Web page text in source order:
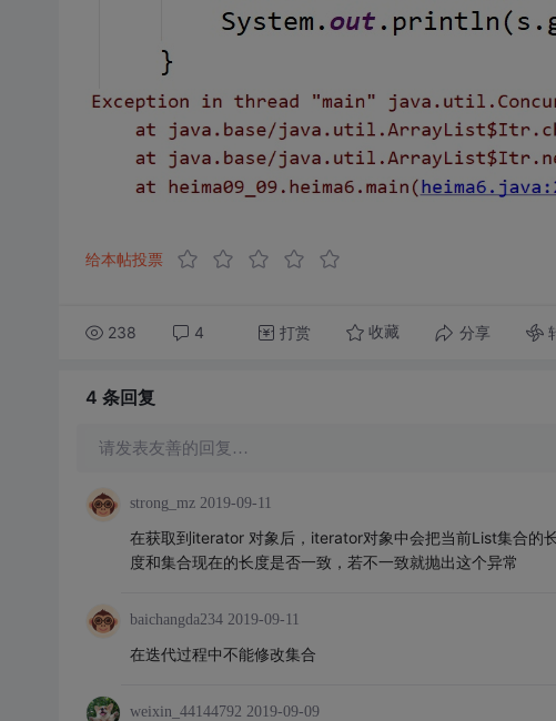
给本帖投票
238 4 打赏 收藏 分享
4 条回复
请发表友善的回复…
strong_mz 2019-09-11
在获取到iterator 对象后，iterator对象中会把当前List集合的
度和集合现在的长度是否一致，若不一致就抛出这个异常
baichangda234 2019-09-11
在迭代过程中不能修改集合
weixin_44144792 2019-09-09